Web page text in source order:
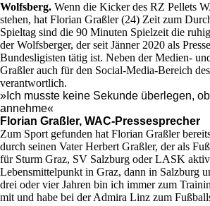
Wolfsberg. Wenn die Kicker des RZ Pellets
stehen, hat Florian Graßler (24) Zeit zum
Spieltag sind die 90 Minuten Spielzeit die
der Wolfsberger, der seit Jänner 2020 als
Bundesligisten tätig ist. Neben der Medien-
Graßler auch für den Social-Media-Bereich
verantwortlich.
»Ich musste keine Sekunde überlegen,
annehme«
Florian Graßler, WAC-Pressesprecher
Zum Sport gefunden hat Florian Graßler
durch seinen Vater Herbert Graßler, der als
für Sturm Graz, SV Salzburg oder LASK
Lebensmittelpunkt in Graz, dann in Salzburg
drei oder vier Jahren bin ich immer zum
mit und habe bei der Admira Linz zum